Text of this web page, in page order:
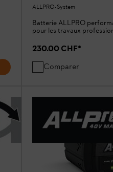
ALLPRO-System
Batterie ALLPRO
pour les travaux
230.00 CHF*
Comparer